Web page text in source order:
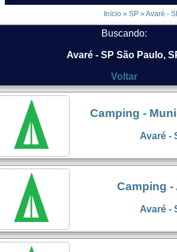
Início » SP » Avaré -
Buscando:
Avaré - SP São Paulo,
Voltar
Camping -
Avaré -
Camping -
Avaré -